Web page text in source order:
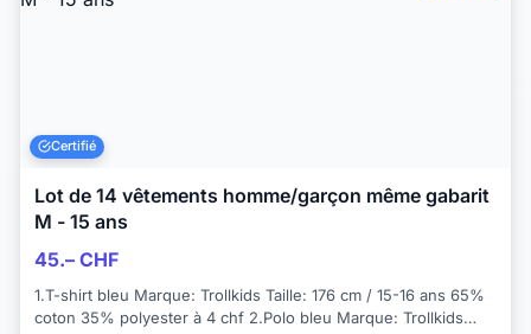
Certifié
Lot de 14 vêtements homme/garçon même gabarit
M - 15 ans
45.– CHF
1.T-shirt bleu Marque: Trollkids Taille: 176 cm / 15-16 ans 65%
coton 35% polyester à 4 chf 2.Polo bleu Marque: Trollkids